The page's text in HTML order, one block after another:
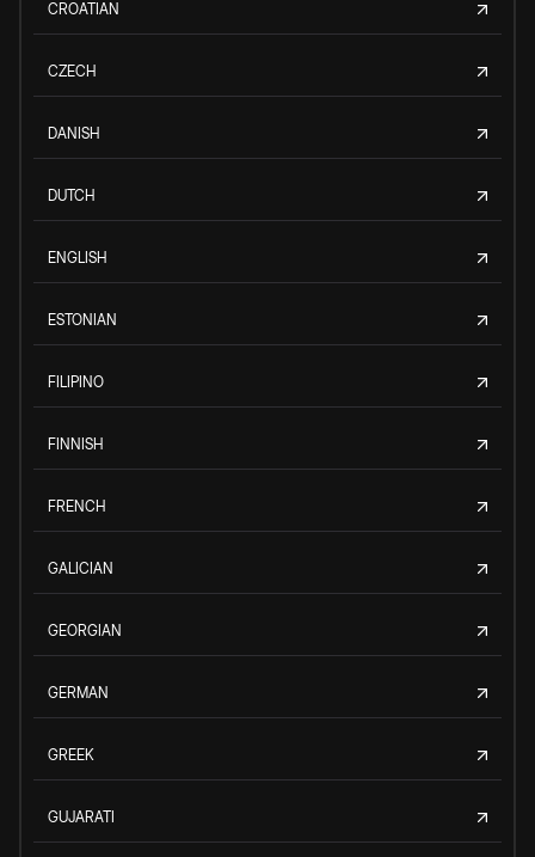
CROATIAN
CZECH
DANISH
DUTCH
ENGLISH
ESTONIAN
FILIPINO
FINNISH
FRENCH
GALICIAN
GEORGIAN
GERMAN
GREEK
GUJARATI